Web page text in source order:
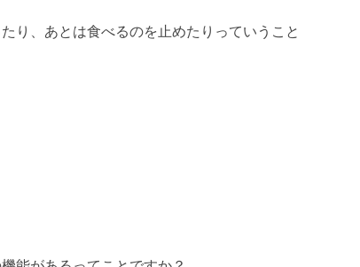
り、あとは食べるのを止めたりっていうこと